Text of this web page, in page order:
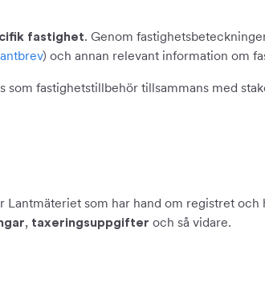
fastighet. Genom
) och annan relevant information om
som fastighetstillbehör tillsammans med
som har hand om registret och
, taxeringsuppgifter och så vidare.